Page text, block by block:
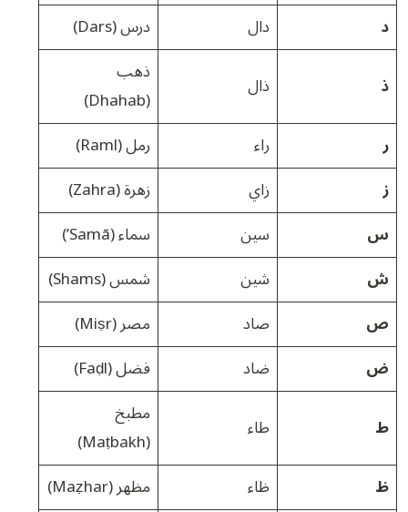
د
دال
درس (Dars)
ذ
ذال
ذهب
(Dhahab)
ر
راء
رمل (Raml)
ز
زاي
زهرة (Zahra)
س
سين
سماء (Samā’)
ش
شين
شمس (Shams)
ص
صاد
مصر (Miṣr)
ض
ضاد
فضل (Faḍl)
ط
طاء
مطبخ
(Maṭbakh)
ظ
ظاء
مظهر (Maẓhar)